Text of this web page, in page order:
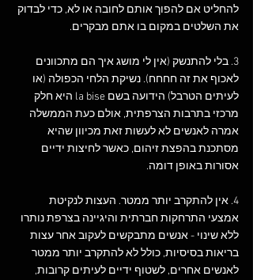
להחליט אם להפוך אותם לחובה או לא, כדי לבדוק
את השלטים במקום בו אתם מבקרים.
3. בלי להתנשק (אין לי מושג איך הם מתכוונים
לאכוף את זה חחחח). נשיקת הלחי הכפולה (או
לעיתים הטרבל) הידועה בשם la bise היא חלק
מרכזי בתרבות הצרפתית, אולם כעת הממשלה
אמרה לאנשים לא לעשות זאת מכיוון שהיא
מסתכנת בהפצת זיהום, כאשר לחיצות ידיים
אסורות באופן דומה.
4. אין להתקרב יותר ממטר. העצות לנקיטת
אמצעי התרחקות חברתית והיגיינה בצרפת נותרו
ללא שינוי - אנשים מתבקשים לעקוב אחר עצות
בריאות בסיסיות, כולל לא להתקרב יותר ממטר
לאנשים אחרים, לשטוף ידיים לעיתים קרובות,